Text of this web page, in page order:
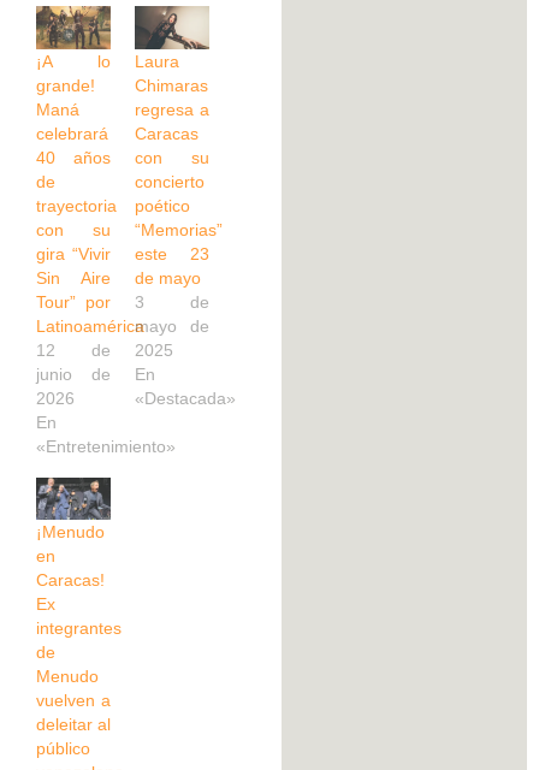
¡A lo
grande!
Maná
celebrará
40 años
de
trayectoria
con su
gira “Vivir
Sin Aire
Tour” por
Latinoamérica
12 de
junio de
2026
En
«Entretenimiento»
Laura
Chimaras
regresa a
Caracas
con su
concierto
poético
“Memorias”
este 23
de mayo
3 de
mayo de
2025
En
«Destacada»
¡Menudo
en
Caracas!
Ex
integrantes
de
Menudo
vuelven a
deleitar al
público